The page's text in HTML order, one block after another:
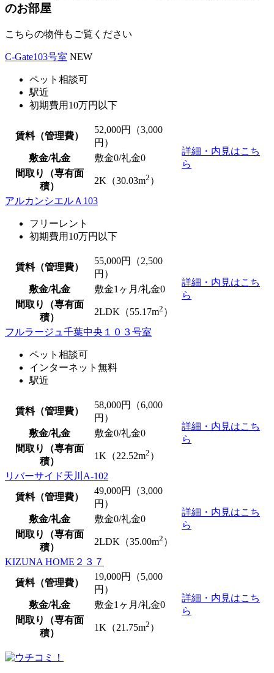
のお部屋
こちらの物件もご覧ください
C-Gate103号室 NEW
ペット相談可
駅近
初期費用10万円以下
賃料（管理費）
52,000円（3,000
円）
詳細・内見はこち
ら
敷金/礼金 敷金0/礼金0
間取り（専有面
積）
2K（30.03m2 ）
アルカンシエルＡ103
フリーレント
初期費用10万円以下
賃料（管理費）
55,000円（2,500
円）
詳細・内見はこち
ら
敷金/礼金 敷金1ヶ月/礼金0
間取り（専有面
積）
2LDK（55.17m2 ）
フルラージュ千葉中央１０３号室
ペット相談可
インターネット無料
駅近
賃料（管理費）
58,000円（6,000
円）
詳細・内見はこち
ら
敷金/礼金 敷金0/礼金0
間取り（専有面
積）
1K（22.52m2 ）
リバーサイド天川A-102
賃料（管理費）
49,000円（3,000
円）
詳細・内見はこち
ら
敷金/礼金 敷金0/礼金0
間取り（専有面
積）
2LDK（35.00m2 ）
KIZUNA HOME２３７
賃料（管理費）
19,000円（5,000
円）
詳細・内見はこち
ら
敷金/礼金 敷金1ヶ月/礼金0
間取り（専有面
積）
1K（21.75m2 ）